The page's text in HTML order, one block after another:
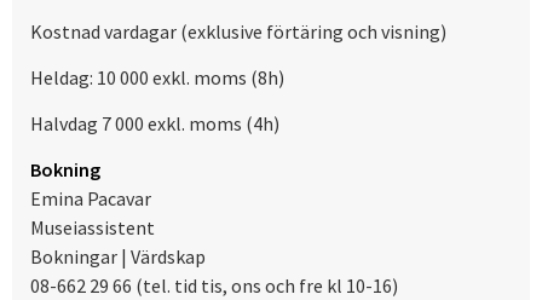
Kostnad vardagar (exklusive förtäring och visning)
Heldag: 10 000 exkl. moms (8h)
Halvdag 7 000 exkl. moms (4h)
Bokning
Emina Pacavar
Museiassistent
Bokningar | Värdskap
08-662 29 66 (tel. tid tis, ons och fre kl 10-16)